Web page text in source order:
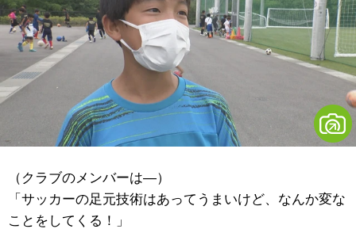
（クラブのメンバーは―）
「サッカーの足元技術はあってうまいけど、なんか変な
ことをしてくる！」